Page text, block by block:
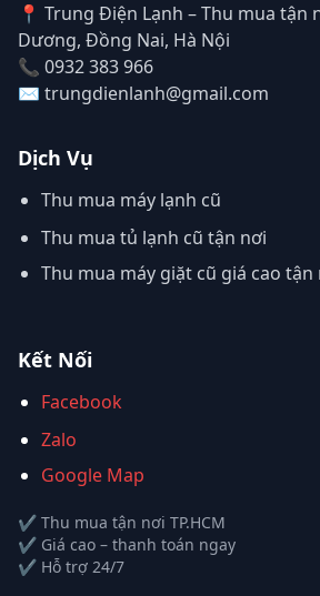
📍 Trung Điện Lạnh – Thu mua tận
Dương, Đồng Nai, Hà Nội
📞 0932 383 966
✉️ trungdienlanh@gmail.com
Dịch Vụ
Thu mua máy lạnh cũ
Thu mua tủ lạnh cũ tận nơi
Thu mua máy giặt cũ giá cao tận
Kết Nối
Facebook
Zalo
Google Map
✔ Thu mua tận nơi TP.HCM
✔ Giá cao – thanh toán ngay
✔ Hỗ trợ 24/7